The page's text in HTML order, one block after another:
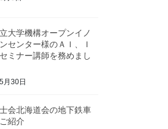
大学機構オープンイノ
センター様のＡＩ、Ｉ
ミナー講師を務めまし
月30日
会北海道会の地下鉄車
紹介